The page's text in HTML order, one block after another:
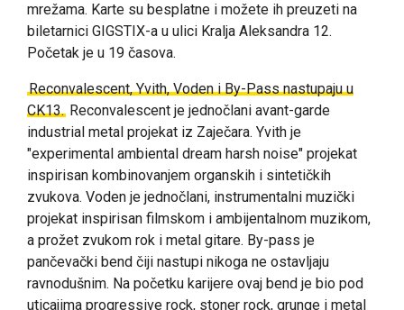
mrežama. Karte su besplatne i možete ih preuzeti na
biletarnici GIGSTIX-a u ulici Kralja Aleksandra 12.
Početak je u 19 časova.
Reconvalescent, Yvith, Voden i By-Pass nastupaju u
CK13. Reconvalescent je jednočlani avant-garde
industrial metal projekat iz Zaječara. Yvith je
"experimental ambiental dream harsh noise" projekat
inspirisan kombinovanjem organskih i sintetičkih
zvukova. Voden je jednočlani, instrumentalni muzički
projekat inspirisan filmskom i ambijentalnom muzikom,
a prožet zvukom rok i metal gitare. By-pass je
pančevački bend čiji nastupi nikoga ne ostavljaju
ravnodušnim. Na početku karijere ovaj bend je bio pod
uticajima progressive rock, stoner rock, grunge i metal